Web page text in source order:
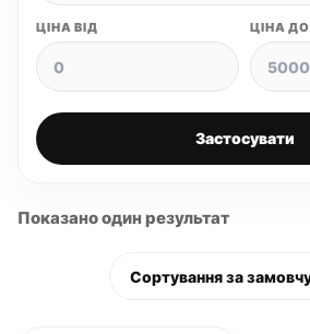
ЦІНА ВІД ЦІНА ДО
Застосувати
Показано один результат